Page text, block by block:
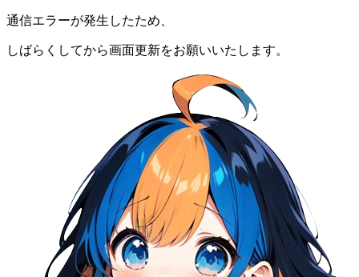
通信エラーが発生したため、
しばらくしてから画面更新をお願いいたします。